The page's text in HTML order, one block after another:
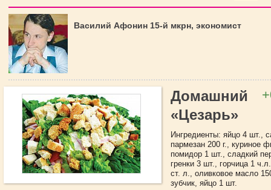
Василий Афонин 15-й мкрн, экономист
Домашний
«Цезарь»
Ингредиенты: яйцо 4 шт.,
пармезан 200 г., куриное
помидор 1 шт., сладкий
гренки 3 шт., горчица 1
ст. л., оливковое масло
зубчик, яйцо 1 шт.